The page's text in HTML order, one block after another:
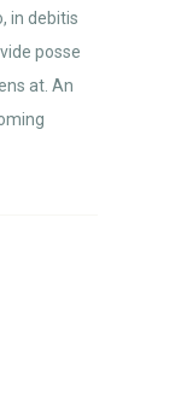
in debitis
posse
at. An